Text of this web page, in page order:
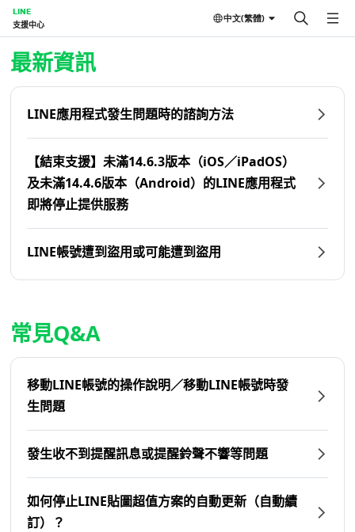
LINE
支援中心
中文(繁體)
首頁 | LINE支援中心
最新資訊
LINE應用程式發生問題時的諮詢方法
【結束支援】未滿14.6.3版本（iOS／iPadOS）
及未滿14.4.6版本（Android）的LINE應用程式
即將停止提供服務
LINE帳號遭到盜用或可能遭到盜用
常見Q&A
移動LINE帳號的操作說明／移動LINE帳號時發
生問題
發生收不到提醒訊息或提醒鈴聲不響等問題
如何停止LINE貼圖超值方案的自動更新（自動續
訂）？